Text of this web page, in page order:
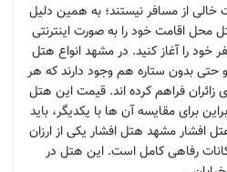
از مسافر نیستند؛ به همین دلیل
محل اقامت خود را به صورت اینترنتی
خود را آغاز کنید. در مشهد انواع هتل
گرفته تا 2 ستاره و حتی بدون ستاره هم وجود دارند که هر
زائران فراهم کرده اند. قیمت این هتل
برای مقایسه آن ها با یکدیگر، باید
افشار مشهد هتل افشار یکی از ارزان
رفاهی کامل است. این هتل در